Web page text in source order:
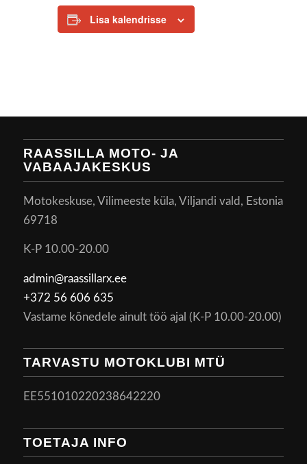
Lisa kalendrisse
RAASSILLA MOTO- JA
VABAAJAKESKUS
Motokeskuse, Vilimeeste küla, Viljandi vald, Estonia
69718
K-P 10.00-20.00
admin@raassillarx.ee
+372 56 606 635
Vastame kõnedele ainult töö ajal (K-P 10.00-20.00)
TARVASTU MOTOKLUBI MTÜ
EE551010220238642220
TOETAJA INFO